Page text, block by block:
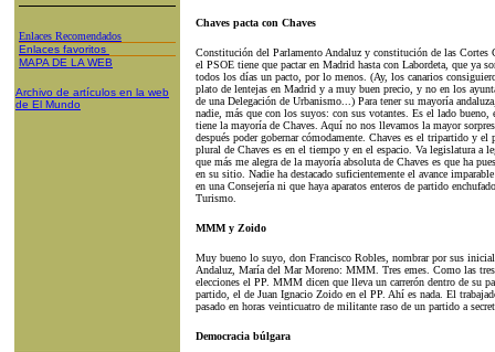
Enlaces Recomendados
Enlaces favoritos
MAPA DE LA WEB
Archivo de artículos en la web
de El Mundo
Chaves pacta con Chaves
Constitución del Parlamento Andaluz y constitución de las Cortes
el PSOE tiene que pactar en Madrid hasta con Labordeta, que ya
todos los días un pacto, por lo menos. (Ay, los canarios
plato de lentejas en Madrid y a muy buen precio, y no en los
de una Delegación de Urbanismo...) Para tener su mayoría
nadie, más que con los suyos: con sus votantes. Es el lado bueno,
tiene la mayoría de Chaves. Aquí no nos llevamos la mayor
después poder gobernar cómodamente. Chaves es el tripartido y
plural de Chaves es en el tiempo y en el espacio. Va legislatura a
que más me alegra de la mayoría absoluta de Chaves es que ha
en su sitio. Nadie ha destacado suficientemente el avance
en una Consejería ni que haya aparatos enteros de partido
Turismo.
MMM y Zoido
Muy bueno lo suyo, don Francisco Robles, nombrar por sus
Andaluz, María del Mar Moreno: MMM. Tres emes. Como las tres
elecciones el PP. MMM dicen que lleva un carrerón dentro de su
partido, el de Juan Ignacio Zoido en el PP. Ahí es nada. El
pasado en horas veinticuatro de militante raso de un partido a
Democracia búlgara